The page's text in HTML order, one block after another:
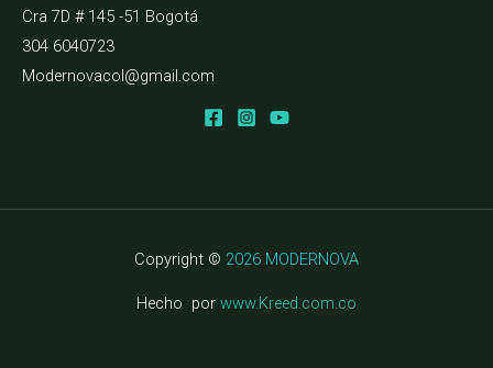
Cra 7D # 145 -51 Bogotá
304 6040723
Modernovacol@gmail.com
Copyright © 2026 MODERNOVA
Hecho por www.Kreed.com.co